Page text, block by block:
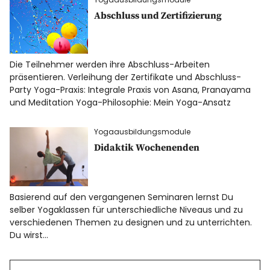
Abschluss und Zertifizierung
Die Teilnehmer werden ihre Abschluss-Arbeiten
präsentieren. Verleihung der Zertifikate und Abschluss-
Party Yoga-Praxis: Integrale Praxis von Asana, Pranayama
und Meditation Yoga-Philosophie: Mein Yoga-Ansatz
Yogaausbildungsmodule
Didaktik Wochenenden
Basierend auf den vergangenen Seminaren lernst Du
selber Yogaklassen für unterschiedliche Niveaus und zu
verschiedenen Themen zu designen und zu unterrichten.
Du wirst…